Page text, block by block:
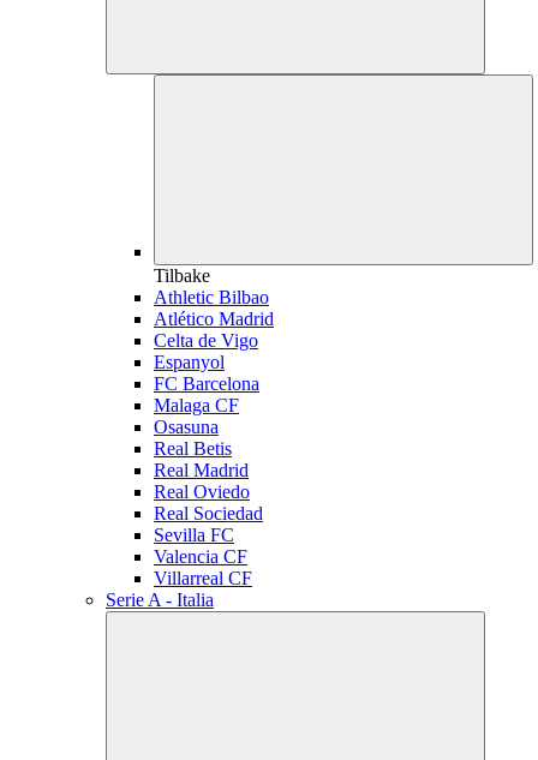
Tilbake
Athletic Bilbao
Atlético Madrid
Celta de Vigo
Espanyol
FC Barcelona
Malaga CF
Osasuna
Real Betis
Real Madrid
Real Oviedo
Real Sociedad
Sevilla FC
Valencia CF
Villarreal CF
Serie A - Italia